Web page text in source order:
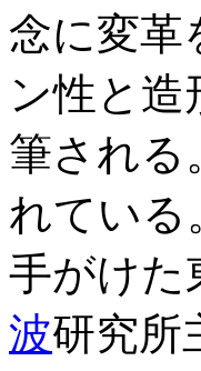
念に変革
ン性と
筆される
れている
手がけた
波研究所